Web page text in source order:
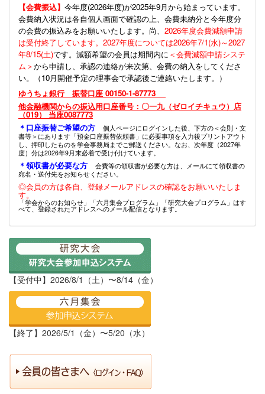
【会費振込】 今年度(2026年度)が2025年9月から始まっています。
会費納入状況は各自個人画面で確認の上、会費未納分と今年度分
の会費の振込みをお願いいたします。尚、 2026年度会費減額申請
は受付終了しています。2027年度については2026年7/1(水)～2027
年8/15(土)です。減額希望の会員は期間内に ＜会費減額申請システ
ム＞から申請し、承認の連絡が来次第、会費の納入をしてくださ
い。（10月開催予定の理事会で承認後ご連絡いたします。）
ゆうちょ銀行 振替口座 00150-1-87773
他金融機関からの振込用口座番号：〇一九（ゼロイチキュウ）店
（019） 当座0087773
＊口座振替ご希望の方
個人ページにログインした後、下方の＜会則・文
書等＞にあります「預金口座振替依頼書」に必要事項を入力後プリントアウト
し、押印したものを学会事務局までご郵送ください。なお、次年度（2027年
度）分は2026年9月末必着で受け付けています。
＊領収書が必要な方
会費等の領収書が必要な方は、メールにて領収書の
宛名・送付先をお知らせください。
◎会員の方は各自、登録メールアドレスの確認をお願いいたしま
す。
「学会からのお知らせ」「六月集会プログラム」「研究大会プログラム」はす
べて、登録されたアドレスへのメール配信となります。
【受付中】2026/8/1（土）〜8/14（金）
【終了】2026/5/1（金）〜5/20（水）